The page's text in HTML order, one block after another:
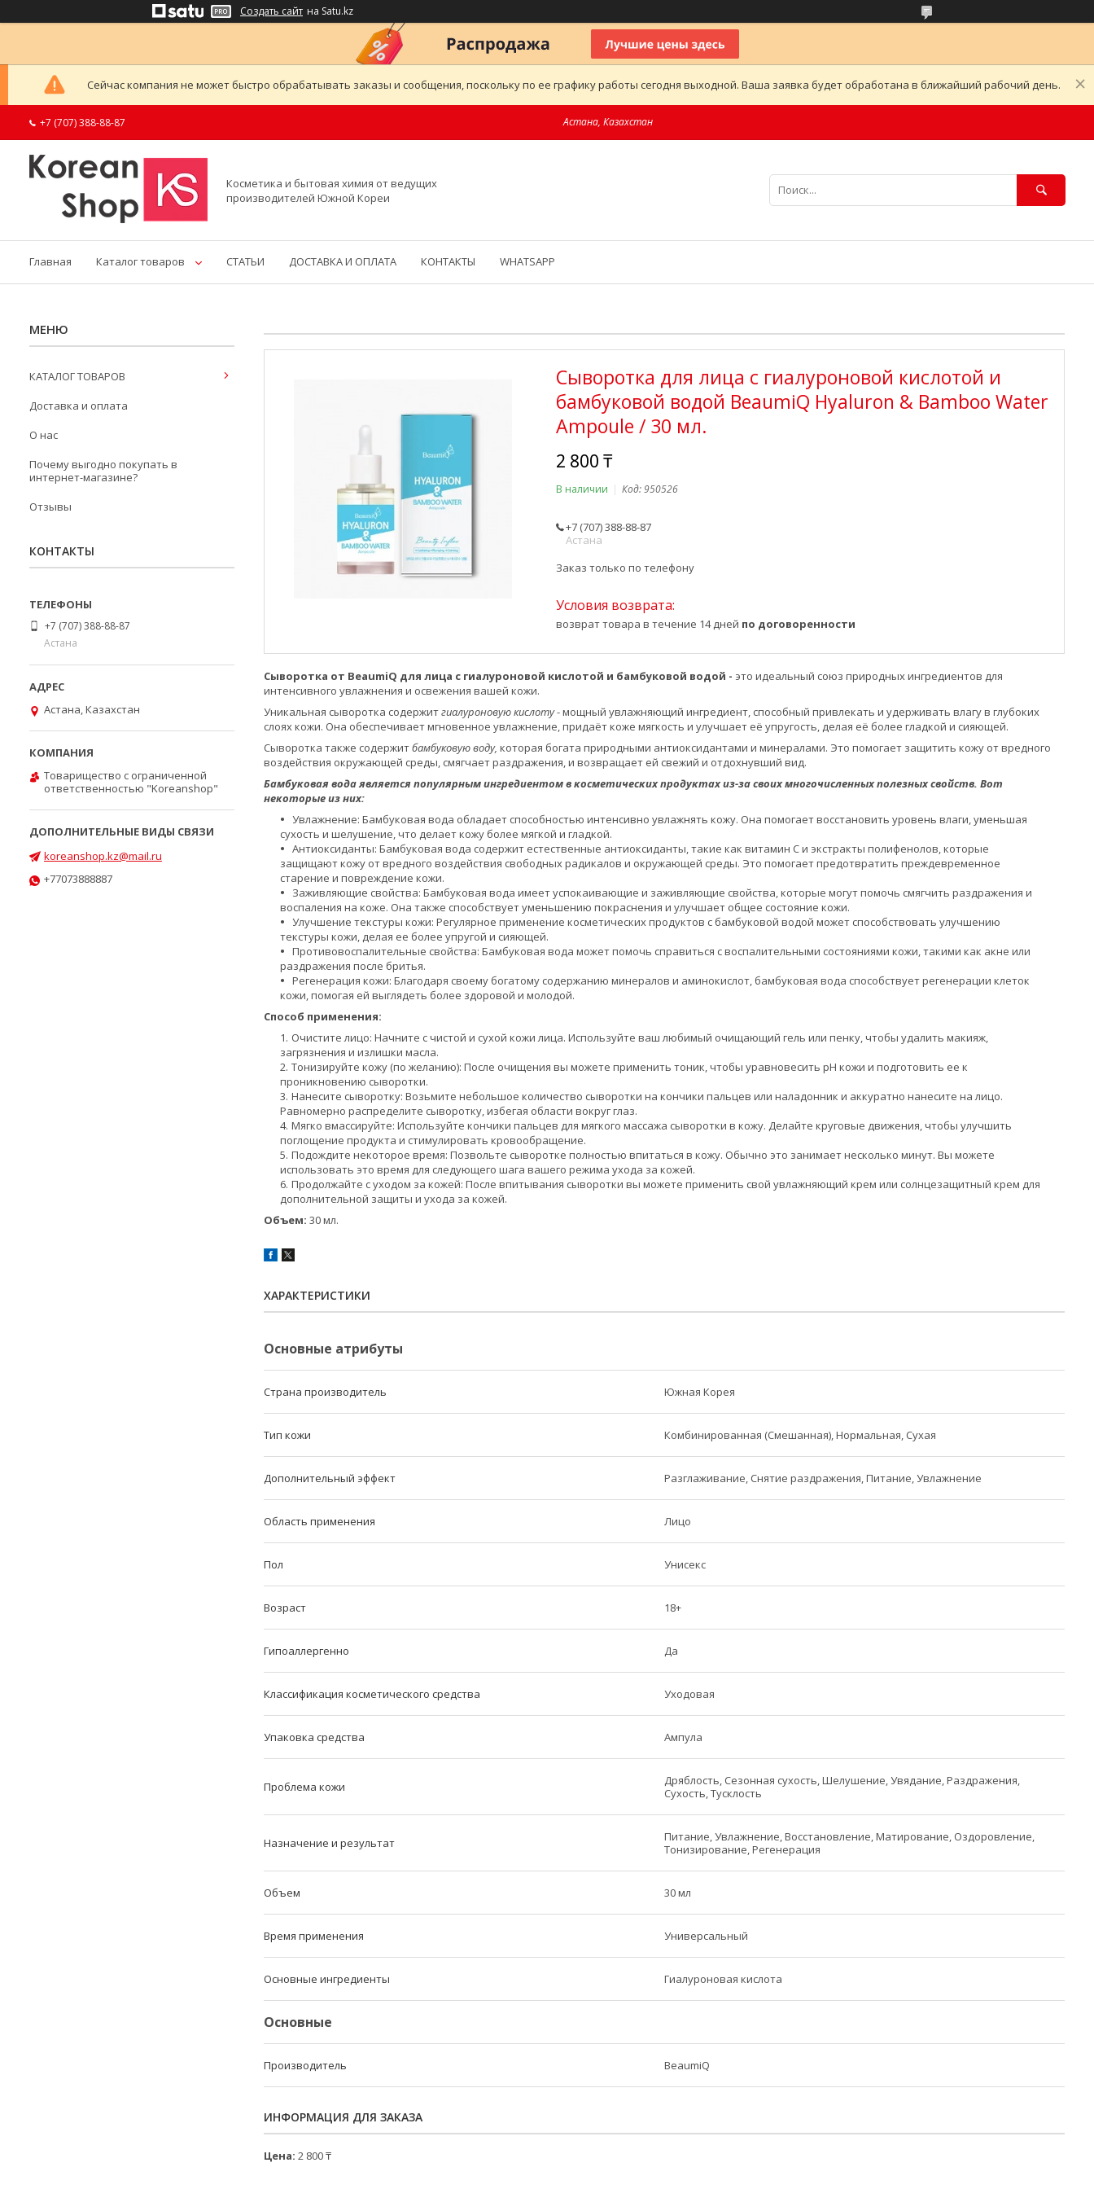
Создать сайт на Satu.kz
Сейчас компания не может быстро обрабатывать заказы и сообщения, поскольку по ее графику работы сегодня выходной. Ваша заявка будет обработана в ближайший рабочий день.
+7 (707) 388-88-87 Астана, Казахстан
Косметика и бытовая химия от ведущих
производителей Южной Кореи
Главная Каталог товаров СТАТЬИ ДОСТАВКА И ОПЛАТА КОНТАКТЫ WHATSAPP
Сыворотка для лица с гиалуроновой кислотой и
бамбуковой водой BeaumiQ Hyaluron & Bamboo Water
Ampoule / 30 мл.
2 800 ₸
В наличии Код:950526
+7 (707) 388-88-87
Астана
Заказ только по телефону
возврат товара в течение 14 дней по договоренности
Сыворотка от BeaumiQ для лица с гиалуроновой кислотой и бамбуковой водой - это идеальный союз природных ингредиентов для
интенсивного увлажнения и освежения вашей кожи.
Уникальная сыворотка содержитгиалуроновую кислоту- мощный увлажняющий ингредиент, способный привлекать и удерживать влагу в глубоких
слоях кожи. Она обеспечивает мгновенное увлажнение, придаёт коже мягкость и улучшает её упругость, делая её более гладкой и сияющей.
Сыворотка также содержитбамбуковую воду, которая богата природными антиоксидантами и минералами. Это помогает защитить кожу от вредного
воздействия окружающей среды, смягчает раздражения, и возвращает ей свежий и отдохнувший вид.
Бамбуковая вода является популярным ингредиентом в косметических продуктах из-за своих многочисленных полезных свойств. Вот
некоторые из них:
Увлажнение: Бамбуковая вода обладает способностью интенсивно увлажнять кожу. Она помогает восстановить уровень влаги, уменьшая
сухость и шелушение, что делает кожу более мягкой и гладкой.
Антиоксиданты: Бамбуковая вода содержит естественные антиоксиданты, такие как витамин С и экстракты полифенолов, которые
защищают кожу от вредного воздействия свободных радикалов и окружающей среды. Это помогает предотвратить преждевременное
старение и повреждение кожи.
Заживляющие свойства: Бамбуковая вода имеет успокаивающие и заживляющие свойства, которые могут помочь смягчить раздражения и
воспаления на коже. Она также способствует уменьшению покраснения и улучшает общее состояние кожи.
Улучшение текстуры кожи: Регулярное применение косметических продуктов с бамбуковой водой может способствовать улучшению
текстуры кожи, делая ее более упругой и сияющей.
Противовоспалительные свойства: Бамбуковая вода может помочь справиться с воспалительными состояниями кожи, такими как акне или
раздражения после бритья.
Регенерация кожи: Благодаря своему богатому содержанию минералов и аминокислот, бамбуковая вода способствует регенерации клеток
кожи, помогая ей выглядеть более здоровой и молодой.
Способ применения:
Очистите лицо: Начните с чистой и сухой кожи лица. Используйте ваш любимый очищающий гель или пенку, чтобы удалить макияж,
загрязнения и излишки масла.
Тонизируйте кожу (по желанию): После очищения вы можете применить тоник, чтобы уравновесить pH кожи и подготовить ее к
проникновению сыворотки.
Нанесите сыворотку: Возьмите небольшое количество сыворотки на кончики пальцев или наладонник и аккуратно нанесите на лицо.
Равномерно распределите сыворотку, избегая области вокруг глаз.
Мягко вмассируйте: Используйте кончики пальцев для мягкого массажа сыворотки в кожу. Делайте круговые движения, чтобы улучшить
поглощение продукта и стимулировать кровообращение.
Подождите некоторое время: Позвольте сыворотке полностью впитаться в кожу. Обычно это занимает несколько минут. Вы можете
использовать это время для следующего шага вашего режима ухода за кожей.
Продолжайте с уходом за кожей: После впитывания сыворотки вы можете применить свой увлажняющий крем или солнцезащитный крем для
дополнительной защиты и ухода за кожей.
Объем: 30 мл.
ХАРАКТЕРИСТИКИ
Основные атрибуты
Страна производитель Южная Корея
Тип кожи Комбинированная (Смешанная), Нормальная, Сухая
Дополнительный эффект Разглаживание, Снятие раздражения, Питание, Увлажнение
Область применения Лицо
Пол Унисекс
Возраст 18+
Гипоаллергенно Да
Классификация косметического средства Уходовая
Упаковка средства Ампула
Проблема кожи
Дряблость, Сезонная сухость, Шелушение, Увядание, Раздражения,
Сухость, Тусклость
Назначение и результат
Питание, Увлажнение, Восстановление, Матирование, Оздоровление,
Тонизирование, Регенерация
Объем 30 мл
Время применения Универсальный
Основные ингредиенты Гиалуроновая кислота
Основные
Производитель BeaumiQ
ИНФОРМАЦИЯ ДЛЯ ЗАКАЗА
Цена: 2 800 ₸
КАТАЛОГ ТОВАРОВ
Доставка и оплата
О нас
Почему выгодно покупать в
интернет-магазине?
Отзывы
КОНТАКТЫ
+7 (707) 388-88-87
Астана
Астана, Казахстан
Товарищество с ограниченной
ответственностью "Koreanshop"
koreanshop.kz@mail.ru
+77073888887